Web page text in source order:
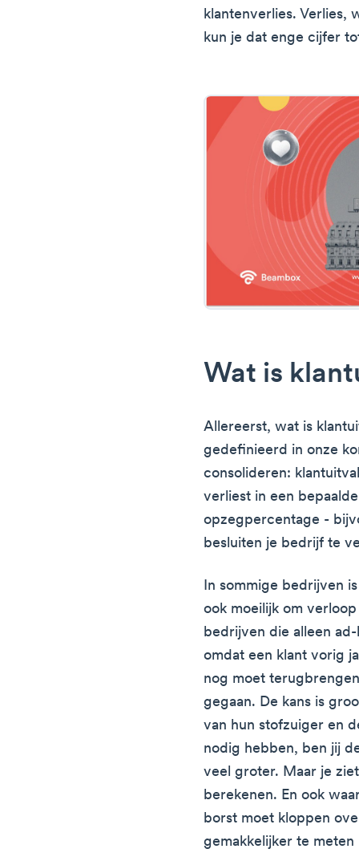
klantenverlies. Verlies,
kun je dat enge cijfer
Wat is
Allereerst, wat is
gedefinieerd in onze
consolideren:
verliest in een
opzegpercentage -
besluiten je bedrijf te
In sommige bedrijven
ook moeilijk om
bedrijven die alleen
omdat een klant vorig
nog moet
gegaan. De kans is
van hun stofzuiger en
nodig hebben, ben jij
veel groter. Maar je
berekenen. En ook
borst moet kloppen
gemakkelijker te